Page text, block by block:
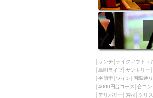
ランチ テイクアウト（
島唄ライブ サントリー
半個室
ワイン 国際通り
4000円台コース
合コン
デリバリー
寿司 クリ